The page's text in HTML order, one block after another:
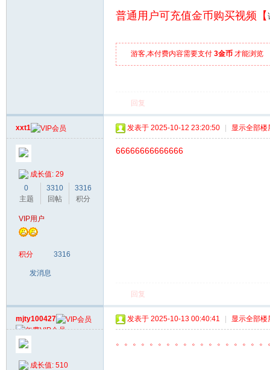
普通用户可充值金币购买视频【
游客,本付费内容需要支付 3金币才能浏览
回复
xxt1
成长值: 29
0
主题
3310
回帖
3316
积分
VIP用户
积分 3316
发消息
发表于 2025-10-12 23:20:50 显示全部楼
66666666666666
回复
mjty100427
成长值: 510
发表于 2025-10-13 00:40:41 显示全部楼
。。。。。。。。。。。。。。。。。。